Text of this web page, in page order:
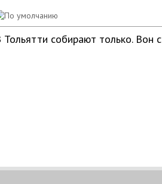
Тольятти собирают только. Вон